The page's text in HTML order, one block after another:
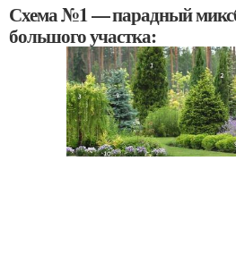
Схема №1 — парадный
большого участка: